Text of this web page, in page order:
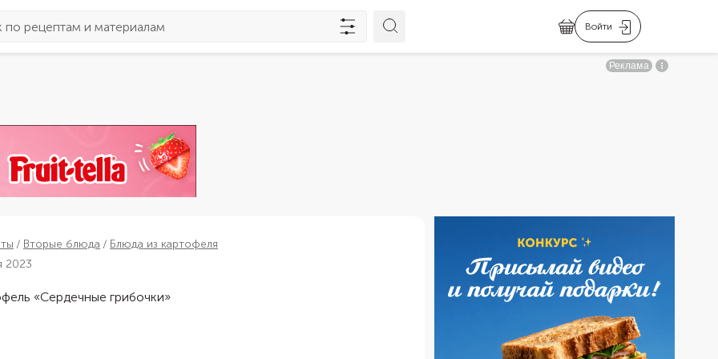
Войти
Вторые блюда
Блюда из картофеля
2023